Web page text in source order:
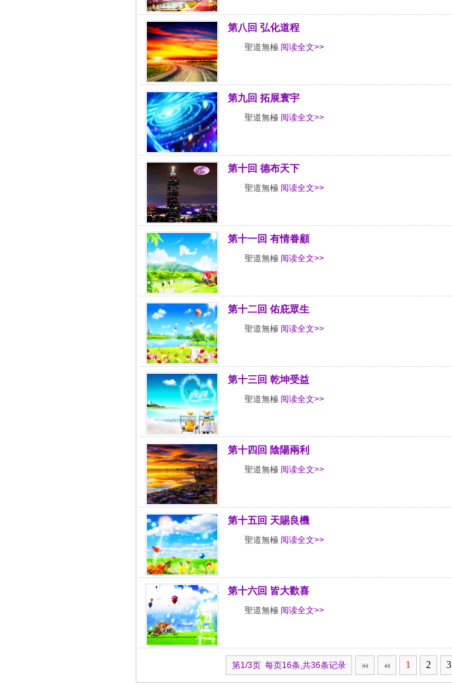
第八回 弘化道程
聖道無極 阅读全文>>
第九回 拓展寰宇
聖道無極 阅读全文>>
第十回 德布天下
聖道無極 阅读全文>>
第十一回 有情眷顧
聖道無極 阅读全文>>
第十二回 佑庇眾生
聖道無極 阅读全文>>
第十三回 乾坤受益
聖道無極 阅读全文>>
第十四回 陰陽兩利
聖道無極 阅读全文>>
第十五回 天賜良機
聖道無極 阅读全文>>
第十六回 皆大歡喜
聖道無極 阅读全文>>
第1/3页 每页16条,共36条记录 1 2 3